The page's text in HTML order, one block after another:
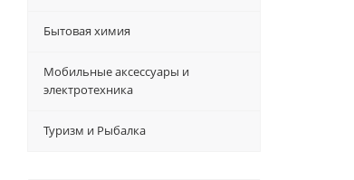
Бытовая химия
Мобильные аксессуары и
электротехника
Туризм и Рыбалка